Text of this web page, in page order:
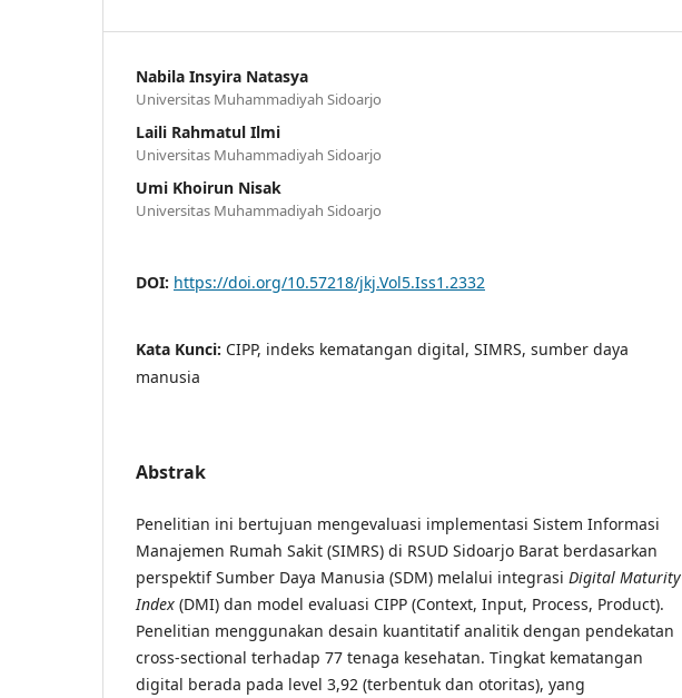
Nabila Insyira Natasya
Universitas Muhammadiyah Sidoarjo
Laili Rahmatul Ilmi
Universitas Muhammadiyah Sidoarjo
Umi Khoirun Nisak
Universitas Muhammadiyah Sidoarjo
DOI: https://doi.org/10.57218/jkj.Vol5.Iss1.2332
Kata Kunci: CIPP, indeks kematangan digital, SIMRS, sumber daya
manusia
Abstrak
Penelitian ini bertujuan mengevaluasi implementasi Sistem Informasi
Manajemen Rumah Sakit (SIMRS) di RSUD Sidoarjo Barat berdasarkan
perspektif Sumber Daya Manusia (SDM) melalui integrasi Digital Maturity
Index (DMI) dan model evaluasi CIPP (Context, Input, Process, Product).
Penelitian menggunakan desain kuantitatif analitik dengan pendekatan
cross-sectional terhadap 77 tenaga kesehatan. Tingkat kematangan
digital berada pada level 3,92 (terbentuk dan otoritas), yang